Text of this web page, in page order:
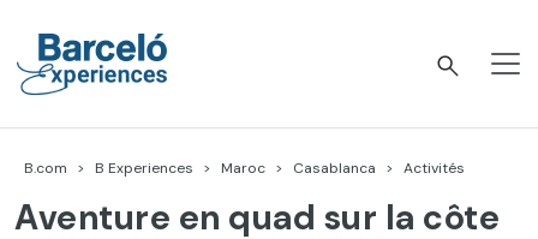
contenu
B.com B Experiences Maroc Casablanca Activités
Aventure en quad sur la côte